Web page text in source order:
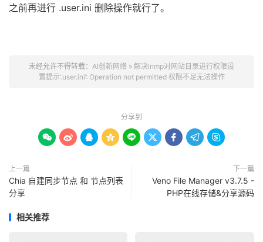
之前再进行 .user.ini 删除操作就行了。
未经允许不得转载： AI创新网络 » 解决lnmp对网站目录进行权限设
置提示‘.user.ini’: Operation not permitted 权限不足无法操作
分享到
        
上一篇
Chia 自建同步节点 和 节点列表
分享
下一篇
Veno File Manager v3.7.5 -
PHP在线存储&分享源码
相关推荐